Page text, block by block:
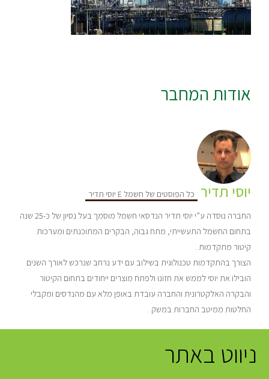
אודות המחבר
יוסי תדיר כל הפוסטים של חשמל E יוסי תדיר
החברה נוסדה ע”י יוסי תדיר הנדסאי חשמל מוסמך בעל נסיון של כ-25 שנה
בתחום החשמל התעשייתי, מתח גבוה, הבקרים המתוכנתים ומערכות
קיטור מתקדמות .
הצורך בהתקדמות טכנולוגית בשילוב עם ידע נרחב שנרכש לאורך השנים
הובילו את יוסי לממש את חזונו ולפתח מוצרים ייחודים בתחום הקיטור
והבקרה האלקטרונית והחברה עובדת באופן מלא עם מהנדסים ומקבלי
החלטות ממיטב החברות במשק .
ניווט באתר